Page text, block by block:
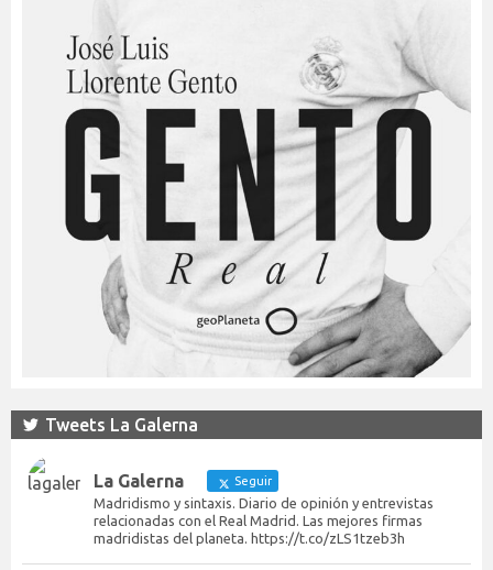
Tweets La Galerna
La Galerna Seguir
Madridismo y sintaxis. Diario de opinión y entrevistas
relacionadas con el Real Madrid. Las mejores firmas
madridistas del planeta. https://t.co/zLS1tzeb3h